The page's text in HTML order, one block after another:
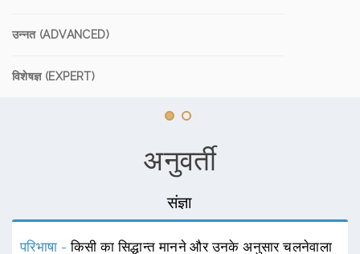
उन्नत (ADVANCED)
विशेषज्ञ (EXPERT)
अनुवर्ती
संज्ञा
परिभाषा -किसी का सिद्धान्त मानने और उनके अनुसार चलनेवाला